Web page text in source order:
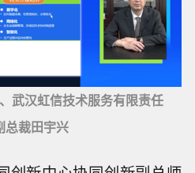
武汉虹信技术服务有限责任
总裁田宇兴